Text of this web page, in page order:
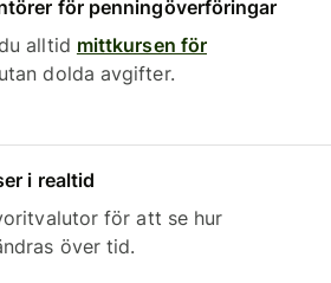
för penningöverföringar
alltid mittkursen för
utan dolda avgifter.
i realtid
för att se hur
över tid.